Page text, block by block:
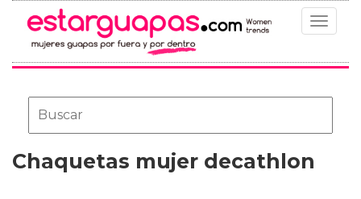
Toggle
Chaquetas mujer decathlon